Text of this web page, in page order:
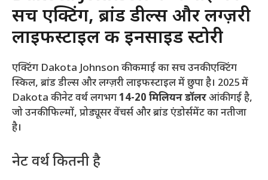
सच एक्टिंग, ब्रांड डील्स और लग्ज़री
लाइफस्टाइल की इनसाइड स्टोरी
एक्टिंग Dakota Johnson की कमाई का सच उनकी एक्टिंग
स्किल, ब्रांड डील्स और लग्ज़री लाइफस्टाइल में छुपा है। 2025 में
Dakota की नेट वर्थ लगभग14-20 मिलियन डॉलरआंकी गई है,
जो उनकी फिल्मों, प्रोड्यूसर वेंचर्स और ब्रांड एंडोर्समेंट का नतीजा
है।
नेट वर्थ कितनी है